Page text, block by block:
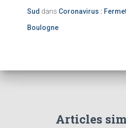
Sud dans Coronavirus :
Boulogne
Articles